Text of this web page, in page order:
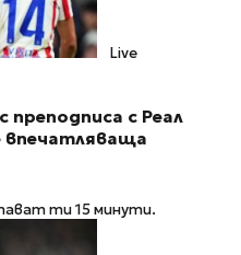
Live
преподписа с Реал
впечатляваща
ти 15 минути.